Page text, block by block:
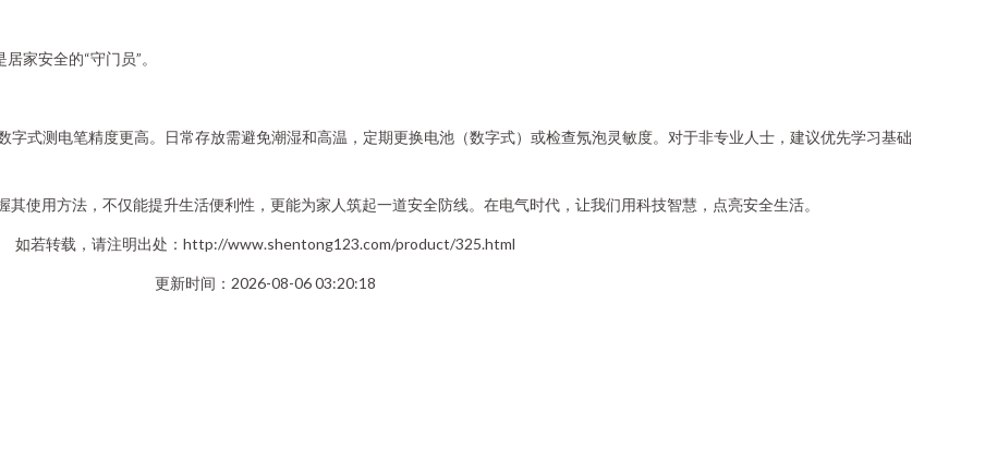
家安全的“守门员”。
字式测电笔精度更高。日常存放需避免潮湿和高温，定期更换电池（数字式）或检查氖泡灵敏度。对于非专业人士，建议优先学习基础
使用方法，不仅能提升生活便利性，更能为家人筑起一道安全防线。在电气时代，让我们用科技智慧，点亮安全生活。
如若转载，请注明出处：http://www.shentong123.com/product/325.html
更新时间：2026-08-06 03:20:18